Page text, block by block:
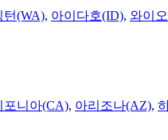
턴(WA), 아이다호(ID), 와이
포니아(CA), 아리조나(AZ),